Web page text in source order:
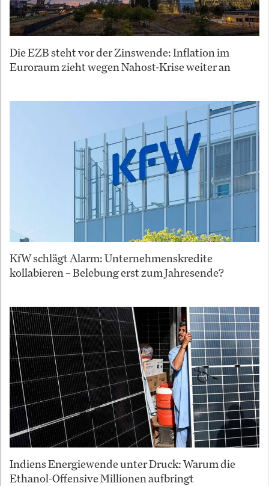
Die EZB steht vor der Zinswende: Inflation im
Euroraum zieht wegen Nahost-Krise weiter an
KfW schlägt Alarm: Unternehmenskredite
kollabieren – Belebung erst zum Jahresende?
Indiens Energiewende unter Druck: Warum die
Ethanol-Offensive Millionen aufbringt